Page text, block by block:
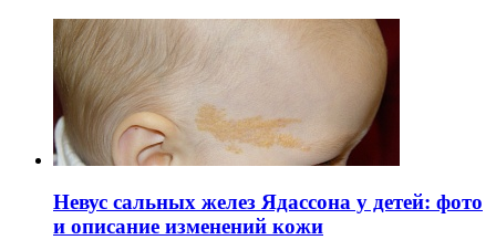
Невус сальных желез Ядассона у детей: фото
и описание изменений кожи